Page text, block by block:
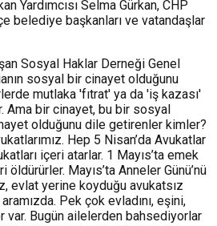
Yardımcısı Selma Gürkan, CHP
belediye başkanları ve vatandaşlar
Sosyal Haklar Derneği Genel
sosyal bir cinayet olduğunu
mutlaka 'fıtrat' ya da 'iş kazası'
Ama bir cinayet, bu bir sosyal
olduğunu dile getirenler kimler?
Hep 5 Nisan’da Avukatlar
içeri atarlar. 1 Mayıs’ta emek
öldürürler. Mayıs’ta Anneler Günü’nü
evlat yerine koyduğu avukatsız
Pek çok evladını, eşini,
var. Bugün ailelerden bahsediyorlar